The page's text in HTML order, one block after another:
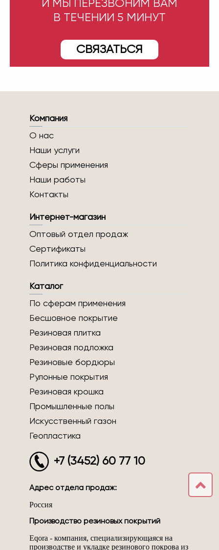
И МЫ ПЕРЕЗВОНИМ ВАМ
В ТЕЧЕНИИ 5 МИНУТ
СВЯЗАТЬСЯ
Компания
О нас
Наши услуги
Сферы применения
Наши работы
Контакты
Интернет-магазин
Оптовый отдел продаж
Сертификаты
Политика конфиденциальности
Каталог
По сферам применения
Бесшовное покрытие
Резиновая плитка
Резиновая подложка
Резиновые бордюры
Рулонные покрытия
Резиновая крошка
Промышленные полы
Искусственный газон
Геопластика
+7 (3452) 60 77 10
Адрес отдела продаж:
Россия
Производство резиновых покрытий
Eqora - компания, специализирующаяся на
производстве и укладке резинового покрова из